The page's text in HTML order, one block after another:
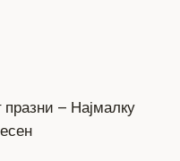
– Најмалку